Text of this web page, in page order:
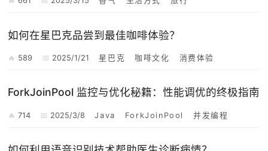
如何在星巴克品尝到最佳咖啡体验？
589 2025/1/21 星巴克 咖啡文化 消费体验
ForkJoinPool 监控与优化秘籍：性能调优的终极指南
714 2025/3/8 Java ForkJoinPool 并发编程